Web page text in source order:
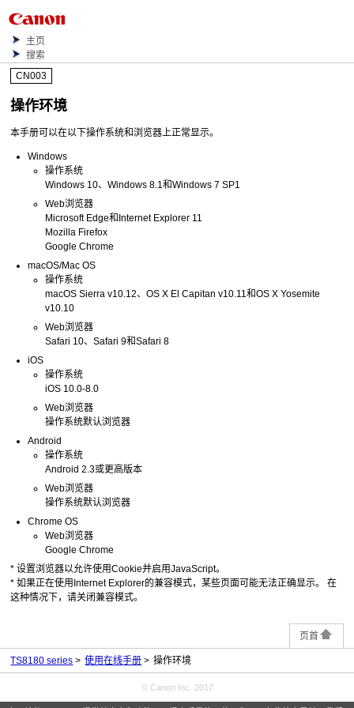
主页
搜索
CN003
操作环境
本手册可以在以下操作系统和浏览器上正常显示。
Windows
操作系统
Windows 10、 Windows 8.1和Windows 7 SP1
Web浏览器
Microsoft Edge和 Internet Explorer11
Mozilla Firefox
Google Chrome
macOS/Mac OS
操作系统
macOS Sierra v10.12、 OS X El Capitan v10.11和OS X Yosemite
v10.10
Web浏览器
Safari 10、 Safari 9和Safari 8
iOS
操作系统
iOS10.0-8.0
Web浏览器
操作系统默认浏览器
Android
操作系统
Android 2.3或更高版本
Web浏览器
操作系统默认浏览器
Chrome OS
Web浏览器
Google Chrome
*设置浏览器以允许使用Cookie并启用JavaScript。
*如果正在使用 Internet Explorer的兼容模式，某些页面可能无法正确显示。
在
这种情况下，请关闭兼容模式。
页首
TS8180 series 使用在线手册 操作环境
© Canon Inc. 2017